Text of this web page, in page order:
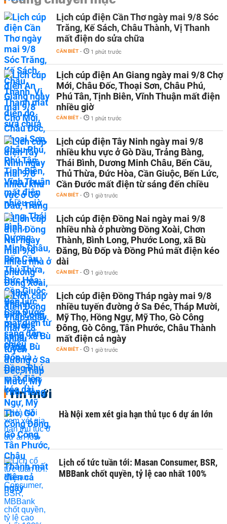
Lịch cúp điện Cần Thơ ngày mai 9/8 Sóc
Trăng, Kế Sách, Châu Thành, Vị Thanh
mất điện do sửa chữa
CẦN BIẾT - 1 phút trước
Lịch cúp điện An Giang ngày mai 9/8 Chợ
Mới, Châu Đốc, Thoại Sơn, Châu Phú,
Phú Tân, Tịnh Biên, Vĩnh Thuận mất điện
nhiều giờ
CẦN BIẾT - 1 phút trước
Lịch cúp điện Tây Ninh ngày mai 9/8
nhiều khu vực ở Gò Dầu, Trảng Bàng,
Thái Bình, Dương Minh Châu, Bến Cầu,
Thủ Thừa, Đức Hòa, Cần Giuộc, Bến Lức,
Cần Đước mất điện từ sáng đến chiều
CẦN BIẾT - 1 giờ trước
Lịch cúp điện Đồng Nai ngày mai 9/8
nhiều nhà ở phường Đồng Xoài, Chơn
Thành, Bình Long, Phước Long, xã Bù
Đăng, Bù Đốp và Đồng Phú mất điện kéo
dài
CẦN BIẾT - 1 giờ trước
Lịch cúp điện Đồng Tháp ngày mai 9/8
nhiều tuyến đường ở Sa Đéc, Tháp Mười,
Mỹ Thọ, Hồng Ngự, Mỹ Tho, Gò Công
Đông, Gò Công, Tân Phước, Châu Thành
mất điện cả ngày
CẦN BIẾT - 1 giờ trước
Tin mới
Hà Nội xem xét gia hạn thủ tục 6 dự án lớn
Lịch cổ tức tuần tới: Masan Consumer, BSR,
MBBank chốt quyền, tỷ lệ cao nhất 100%